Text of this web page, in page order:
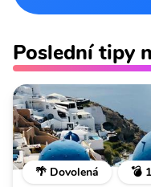
Poslední tipy
🌴 Dovolená 💣